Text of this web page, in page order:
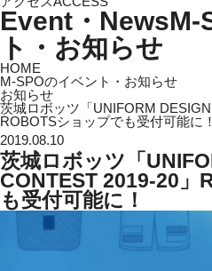
Event・NewsM-
ト・お知らせ
HOME
M-SPOのイベント・お知らせ
お知らせ
茨城ロボッツ「UNIFORM DESIGN
ROBOTSショップでも受付可能に！
2019.08.10
茨城ロボッツ「
CONTEST 2019-20」
も受付可能に！